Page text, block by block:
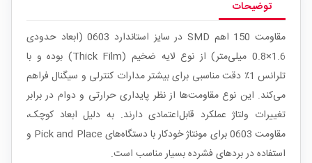
توضیحات
مقاومت 150 اهم SMD در سایز استاندارد 0603 (ابعاد حدودی
1.6×0.8 میلی‌متر) از نوع لایه ضخیم (Thick Film) بوده و با
تلرانس 1٪ دقت مناسبی برای بیشتر مدارات کنترلی و سیگنال فراهم
می‌کند. این نوع مقاومت‌ها از نظر پایداری حرارتی و دوام در برابر
تغییرات ولتاژ عملکرد قابل‌اعتمادی دارند. به دلیل ابعاد کوچک،
مقاومت 0603 برای مونتاژ خودکار با دستگاه‌های Pick and Place و
استفاده در بردهای فشرده بسیار مناسب است.